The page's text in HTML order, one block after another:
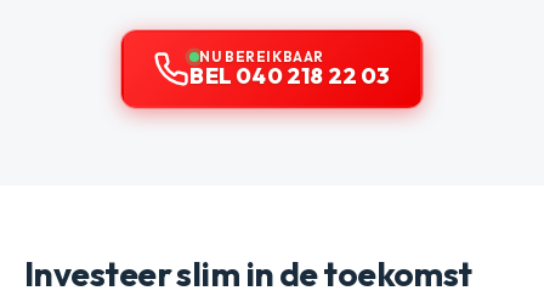
NU BEREIKBAAR
BEL 040 218 22 03
Investeer slim in de toekomst